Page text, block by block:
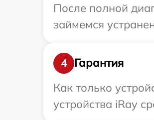
После полной
займемся
4
Гарантия
Как только
устройства iRay